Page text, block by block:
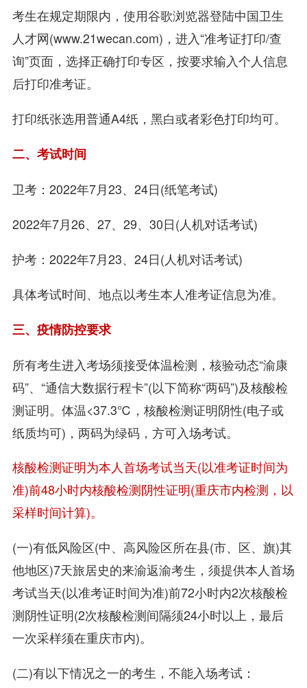
考生在规定期限内，使用谷歌浏览器登陆中国卫生
人才网(www.21wecan.com)，进入“准考证打印/查
询”页面，选择正确打印专区，按要求输入个人信息
后打印准考证。
打印纸张选用普通A4纸，黑白或者彩色打印均可。
二、考试时间
卫考：2022年7月23、24日(纸笔考试)
2022年7月26、27、29、30日(人机对话考试)
护考：2022年7月23、24日(人机对话考试)
具体考试时间、地点以考生本人准考证信息为准。
三、疫情防控要求
所有考生进入考场须接受体温检测，核验动态“渝康
码”、“通信大数据行程卡”(以下简称“两码”)及核酸检
测证明。体温<37.3℃，核酸检测证明阴性(电子或
纸质均可)，两码为绿码，方可入场考试。
核酸检测证明为本人首场考试当天(以准考证时间为
准)前48小时内核酸检测阴性证明(重庆市内检测，以
采样时间计算)。
(一)有低风险区(中、高风险区所在县(市、区、旗)其
他地区)7天旅居史的来渝返渝考生，须提供本人首场
考试当天(以准考证时间为准)前72小时内2次核酸检
测阴性证明(2次核酸检测间隔须24小时以上，最后
一次采样须在重庆市内)。
(二)有以下情况之一的考生，不能入场考试：